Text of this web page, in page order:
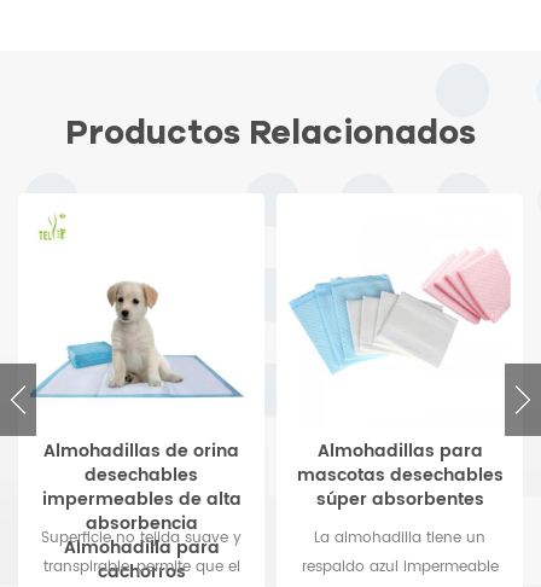
Productos Relacionados
Almohadillas de orina
desechables
impermeables de alta
absorbencia
Almohadilla para
cachorros
Superficie no tejida suave y
transpirable, permite que el
Almohadillas para
mascotas desechables
súper absorbentes
La almohadilla tiene un
respaldo azul impermeable